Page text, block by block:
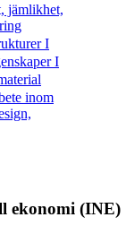
jämlikhet,
I
I
inom
ekonomi (INE)